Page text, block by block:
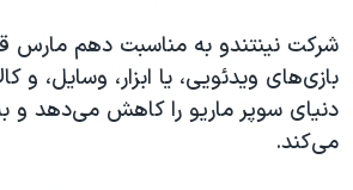
شرکت نینتندو به مناسبت دهم مارس
بازی‌های ویدئویی، یا ابزار، وسایل، و
دنیای سوپر ماریو را کاهش می‌دهد و
می‌کند.